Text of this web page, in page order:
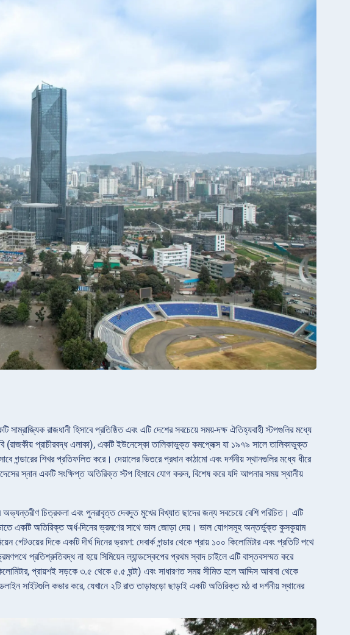
রাজধানী হিসাবে প্রতিষ্ঠিত এবং এটি দেশের সবচেয়ে সময়-দক্ষ ঐতিহ্যবাহী স্টপগুলির মধ্যে
(রাজকীয় প্রাচীরবদ্ধ এলাকা), একটি ইউনেস্কো তালিকাভুক্ত কমপ্লেক্স যা ১৯৭৯ সালে তালিকাভুক্ত
গন্ডারের শিখর প্রতিফলিত করে। দেয়ালের ভিতরে প্রধান কাঠামো এবং দর্শনীয় স্থানগুলির মধ্যে ধীরে
স্নান একটি সংক্ষিপ্ত অতিরিক্ত স্টপ হিসাবে যোগ করুন, বিশেষ করে যদি আপনার সময় স্থানীয়
অভ্যন্তরীণ চিত্রকলা এবং পুনরাবৃত্ত দেবদূত মুখের বিখ্যাত ছাদের জন্য সবচেয়ে বেশি পরিচিত। এটি
একটি অতিরিক্ত অর্ধ-দিনের ভ্রমণের সাথে ভাল জোড়া দেয়। ভাল যোগসমূহ অন্তর্ভুক্ত কুসকুয়াম
দিকে একটি দীর্ঘ দিনের ভ্রমণ: দেবার্ক গন্ডার থেকে প্রায় ১০০ কিলোমিটার এবং প্রতিটি পথে
প্রতিশ্রুতিবদ্ধ না হয়ে সিমিয়েন ল্যান্ডস্কেপের প্রথম স্বাদ চাইলে এটি বাস্তবসম্মত করে
প্রায়শই সড়কে ৩.৫ থেকে ৫.৫ ঘন্টা) এবং সাধারণত সময় সীমিত হলে আদ্দিস আবাবা থেকে
সাইটগুলি কভার করে, যেখানে ২টি রাত তাড়াহুড়ো ছাড়াই একটি অতিরিক্ত মঠ বা দর্শনীয় স্থানের